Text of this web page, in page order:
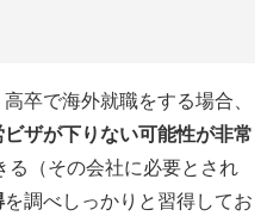
卒で海外就職をする場合、
ザが下りない可能性が非常
る（その会社に必要とされ
を調べしっかりと習得してお